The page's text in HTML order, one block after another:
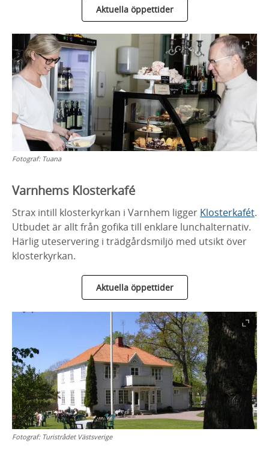
Aktuella öppettider
Fotograf: Tuana
Varnhems Klosterkafé
Strax intill klosterkyrkan i Varnhem ligger Klosterkafét.
Utbudet är allt från gofika till enklare lunchalternativ.
Härlig uteservering i trädgårdsmiljö med utsikt över
klosterkyrkan.
Aktuella öppettider
Fotograf: Turistrådet Västsverige